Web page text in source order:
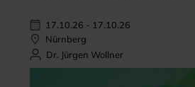
17.10.26 - 17.10.26
Nürnberg
Dr. Jürgen Wollner